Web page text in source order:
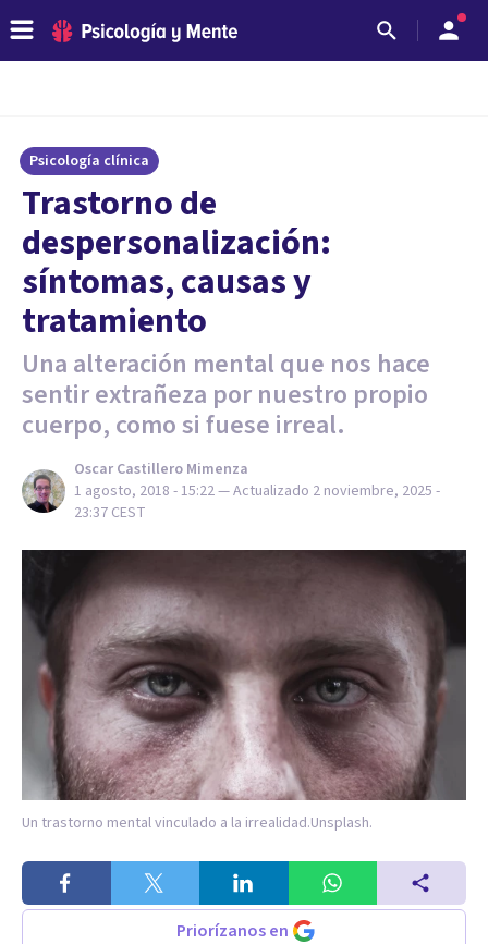
Psicología clínica
Trastorno de
despersonalización:
síntomas, causas y
tratamiento
Una alteración mental que nos hace
sentir extrañeza por nuestro propio
cuerpo, como si fuese irreal.
Oscar Castillero Mimenza
1 agosto, 2018 - 15:22— Actualizado 2 noviembre, 2025 -
23:37 CEST
Un trastorno mental vinculado a la irrealidad.Unsplash.
Priorízanos en